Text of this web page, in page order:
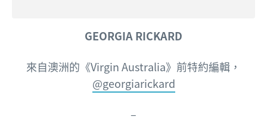
GEORGIA RICKARD
來自澳洲的 《Virgin Australia》前特約編輯，
@georgiarickard
–